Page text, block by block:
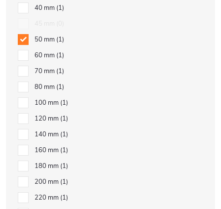
40 mm 1
50 mm 1
60 mm 1
70 mm 1
80 mm 1
100 mm 1
120 mm 1
140 mm 1
160 mm 1
180 mm 1
200 mm 1
220 mm 1